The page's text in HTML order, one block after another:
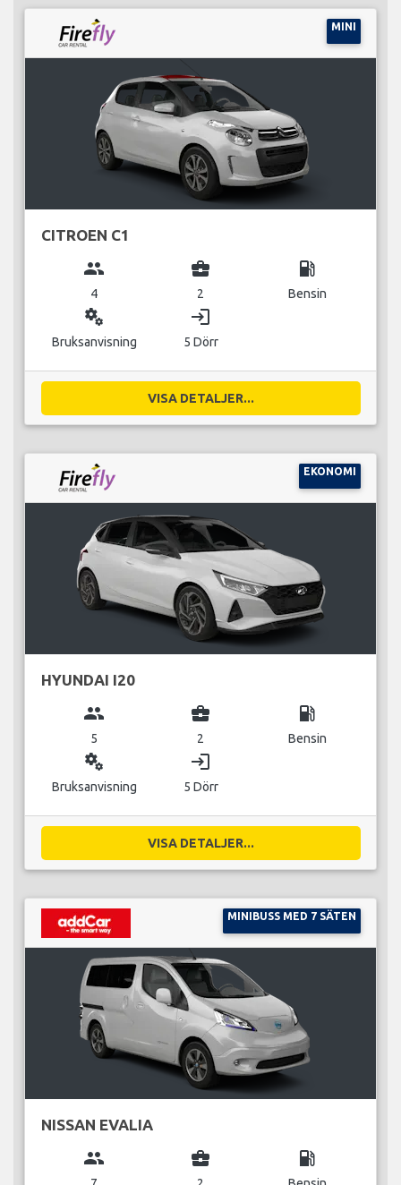
MINI
CITROEN C1
group
4
business_center
2
local_gas_station
Bensin
miscellaneous_services
Bruksanvisning
login
5 Dörr
VISA DETALJER...
EKONOMI
HYUNDAI I20
group
5
business_center
2
local_gas_station
Bensin
miscellaneous_services
Bruksanvisning
login
5 Dörr
VISA DETALJER...
MINIBUSS MED 7 SÄTEN
NISSAN EVALIA
group business_center local_gas_station